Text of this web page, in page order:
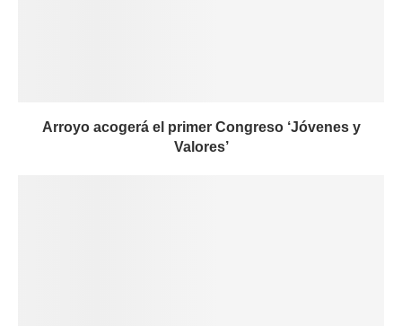
Arroyo acogerá el primer Congreso ‘Jóvenes y
Valores’